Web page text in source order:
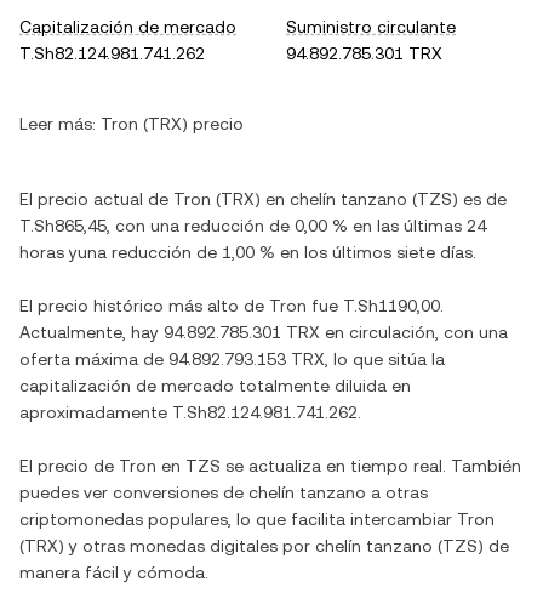
Capitalización de mercado
T.Sh82.124.981.741.262
Suministro circulante
94.892.785.301 TRX
Leer más: Tron (TRX) precio
El precio actual de Tron (TRX) en chelín tanzano (TZS) es de
T.Sh865,45, con una reducción de 0,00 % en las últimas 24
horas yuna reducción de 1,00 % en los últimos siete días.
El precio histórico más alto de Tron fue T.Sh1190,00.
Actualmente, hay 94.892.785.301 TRX en circulación, con una
oferta máxima de 94.892.793.153 TRX, lo que sitúa la
capitalización de mercado totalmente diluida en
aproximadamente T.Sh82.124.981.741.262.
El precio de Tron en TZS se actualiza en tiempo real. También
puedes ver conversiones de chelín tanzano a otras
criptomonedas populares, lo que facilita intercambiar Tron
(TRX) y otras monedas digitales por chelín tanzano (TZS) de
manera fácil y cómoda.